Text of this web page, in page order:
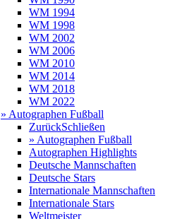
WM 1994
WM 1998
WM 2002
WM 2006
WM 2010
WM 2014
WM 2018
WM 2022
» Autographen Fußball
ZurückSchließen
» Autographen Fußball
Autographen Highlights
Deutsche Mannschaften
Deutsche Stars
Internationale Mannschaften
Internationale Stars
Weltmeister